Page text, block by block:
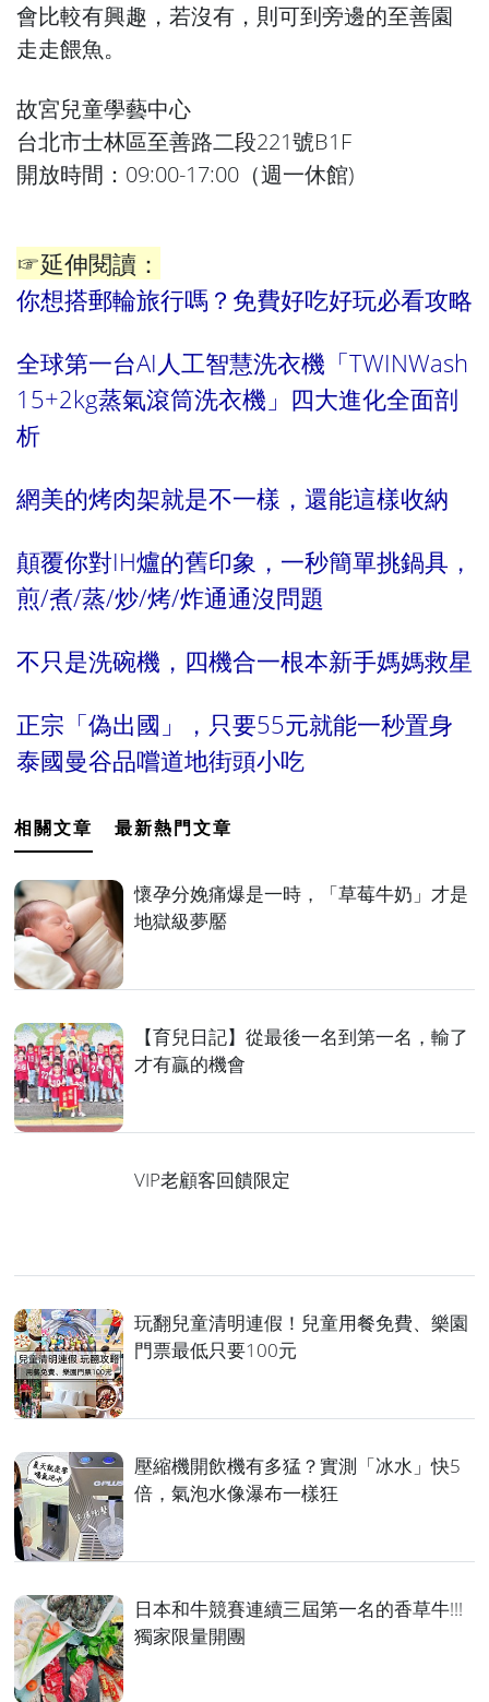
會比較有興趣，若沒有，則可到旁邊的至善園
走走餵魚。
故宮兒童學藝中心
台北市士林區至善路二段221號B1F
開放時間：09:00-17:00（週一休館)
☞延伸閱讀：
你想搭郵輪旅行嗎？免費好吃好玩必看攻略
全球第一台AI人工智慧洗衣機「TWINWash
15+2kg蒸氣滾筒洗衣機」四大進化全面剖
析
網美的烤肉架就是不一樣，還能這樣收納
顛覆你對IH爐的舊印象，一秒簡單挑鍋具，
煎/煮/蒸/炒/烤/炸通通沒問題
不只是洗碗機，四機合一根本新手媽媽救星
正宗「偽出國」，只要55元就能一秒置身
泰國曼谷品嚐道地街頭小吃
相關文章 最新熱門文章
懷孕分娩痛爆是一時，「草莓牛奶」才是
地獄級夢靨
【育兒日記】從最後一名到第一名，輸了
才有贏的機會
VIP老顧客回饋限定
玩翻兒童清明連假！兒童用餐免費、樂園
門票最低只要100元
壓縮機開飲機有多猛？實測「冰水」快5
倍，氣泡水像瀑布一樣狂
日本和牛競賽連續三屆第一名的香草牛!!!
獨家限量開團